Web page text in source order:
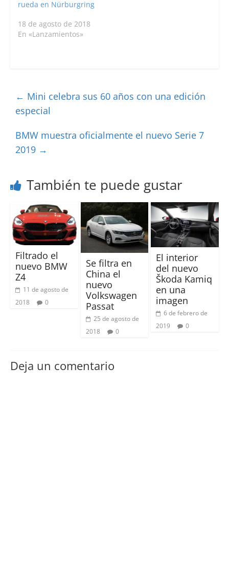
rueda en Nürburgring
18 de agosto de 2018
En «Lanzamientos»
← Mini celebra sus 60 años con una edición
especial
BMW muestra oficialmente el nuevo Serie 7
2019 →
También te puede gustar
Filtrado el
nuevo BMW
Z4
11 de agosto de
2018
0
Se filtra en
China el
nuevo
Volkswagen
Passat
25 de agosto de
2018
0
El interior
del nuevo
Škoda Kamiq
en una
imagen
6 de febrero de
2019
0
Deja un comentario